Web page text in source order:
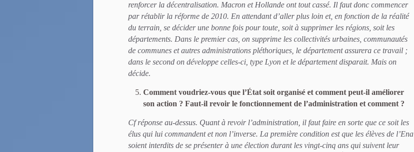
renforcer la décentralisation. Macron et Hollande ont tout cassé. Il faut donc commencer
par rétablir la réforme de 2010. En attendant d’aller plus loin et, en fonction de la réalité
du terrain, se décider une bonne fois pour toute, soit à supprimer les régions, soit les
départements. Dans le premier cas, on supprime les collectivités urbaines, communautés
de communes et autres administrations pléthoriques, le département assurera ce travail ;
dans le second on développe celles-ci, type Lyon et le département disparait. Mais on
décide.
Comment voudriez-vous que l’État soit organisé et comment peut-il améliorer
son action ? Faut-il revoir le fonctionnement de l’administration et comment ?
Cf réponse au-dessus. Quant à revoir l’administration, il faut faire en sorte que ce soit les
élus qui lui commandent et non l’inverse. La première condition est que les élèves de l’Ena
soient interdits de se présenter à une élection durant les vingt-cinq ans qui suivent leur